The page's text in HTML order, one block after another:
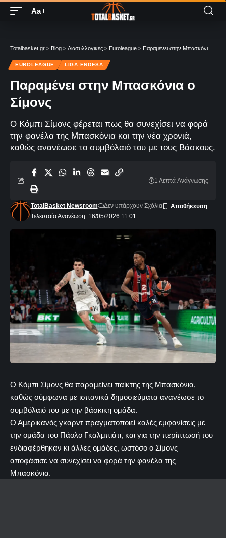
Aa
Totalbasket.gr > Blog > Διασυλλογικές > Euroleague > Παραμένει στην Μπασκόνια ο Σίμονς
EUROLEAGUE LIGA ENDESA
Παραμένει στην Μπασκόνια ο
Σίμονς
Ο Κόμπι Σίμονς φέρεται πως θα συνεχίσει να φορά
την φανέλα της Μπασκόνια και την νέα χρονιά,
καθώς ανανέωσε το συμβόλαιό του με τους Βάσκους.
Τελευταία Ανανέωση: 16/05/2026 11:01
TotalBasket Newsroom Δεν υπάρχουν Σχόλια
1 Λεπτά Aνάγνωσης
Ο Κόμπι Σίμονς θα παραμείνει παίκτης της Μπασκόνια,
καθώς σύμφωνα με ισπανικά δημοσιεύματα ανανέωσε το
συμβόλαιό του με την βάσκικη ομάδα.
Ο Αμερικανός γκαρντ πραγματοποιεί καλές εμφανίσεις με
την ομάδα του Πάολο Γκαλμπιάτι, και για την περίπτωσή του
ενδιαφέρθηκαν κι άλλες ομάδες, ωστόσο ο Σίμονς
αποφάσισε να συνεχίσει να φορά την φανέλα της
Μπασκόνια.